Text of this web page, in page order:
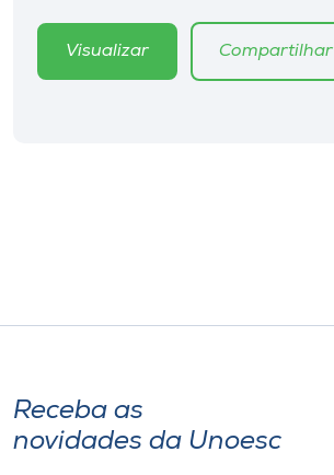
Rádio
o idioma
A-
Visualizar Compartilhar
Receba as
novidades da Unoesc